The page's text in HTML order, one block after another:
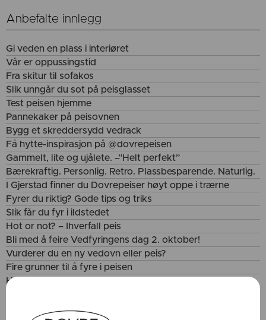
Anbefalte innlegg
Gi veden en plass i interiøret
Vår er oppussingstid
Fra skitur til sofakos
Slik unngår du sot på peisglasset
Test peisen hjemme
Pannekaker på peisovnen
Bygg et skreddersydd vedrack
Få hytte-inspirasjon på @dovrepeisen
Gammelt, lite og ujålete. –”Helt perfekt”
Bærekraftig. Personlig. Retro. Plassbesparende. Naturlig.
I Gjerstad finner du Dovrepeiser høyt oppe i trærne
Fyrer du riktig? Gode tips og triks
Slik får du fyr i ildstedet
Hot or not? – Ihverfall peis
Bli med å feire Vedfyringens dag 2. oktober!
Vurderer du en ny vedovn eller peis?
Fire grunner til å fyre i peisen
Hvordan brannsikre skorsteinen